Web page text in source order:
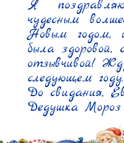
Я
чудесным
Новым годом,
была здоровой,
отзывчивой!
следующем году.
До свидания,
Дедушка Мороз